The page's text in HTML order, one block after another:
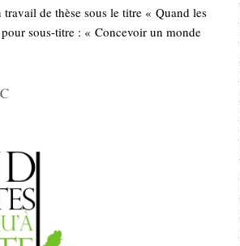
de thèse sous le titre « Quand les
sous-titre : « Concevoir un monde